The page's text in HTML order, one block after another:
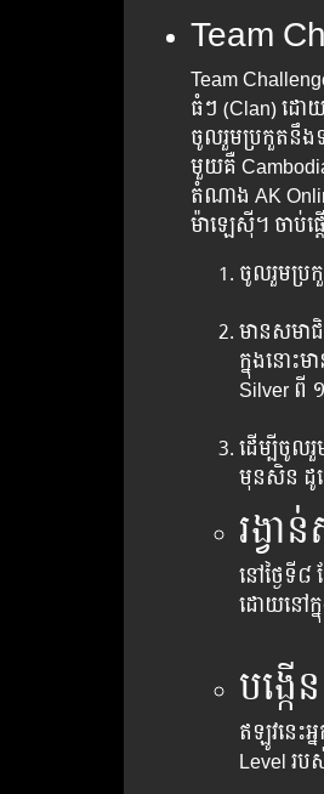
Team
Team
ធំៗ (Clan) ដោ
ចូល​រួម​ប្រកួត​នឹង​ទ
មួយ​គឺ
តំណាង​ AK
ម៉ាឡេស៊ី។ ចាប់​ផ្ត
ចូល​រួម​ប្រ
មាន​សមា
ក្នុង​នោះ​
Silver ពី
ដើម្បី​ចូល​រួ
មុនសិន ដូ
រង្វា
នៅ​ថ្ងៃ​ទី​៨​
ដោយ​នៅ​ក្
បង្ក
ឥឡូវ​នេះ​អ្
Level រ